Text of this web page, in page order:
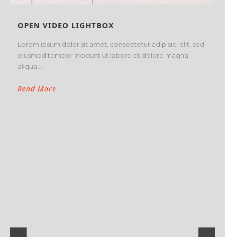
OPEN VIDEO LIGHTBOX
Lorem ipsum dolor sit amet, consectetur adipisici elit, sed
eiusmod tempor incidunt ut labore et dolore magna
aliqua....
Read More